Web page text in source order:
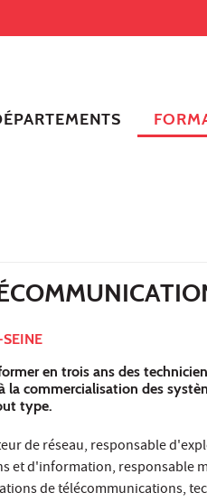
en trois ans des
la commercialisation des
type.
de réseau, responsable
et d'information, responsable
de télécommunications,